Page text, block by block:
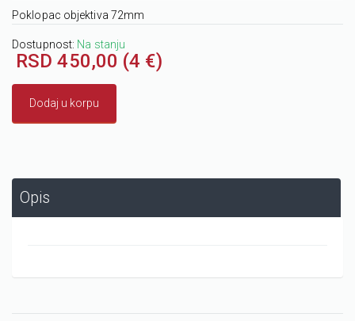
Poklopac objektiva 72mm
Dostupnost: Na stanju
RSD 450,00 (4 €)
Dodaj u korpu
Opis